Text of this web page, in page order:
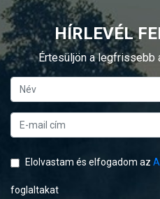
HÍRLEVÉL
Értesüljön a legfrissebb
Elolvastam és elfogadom az
foglaltakat